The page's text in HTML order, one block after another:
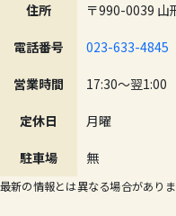
住所 〒990-0039 山
電話番号 023-633-4845
営業時間 17:30〜翌1:00
定休日 月曜
駐車場 無
最新の情報とは異なる場合があり